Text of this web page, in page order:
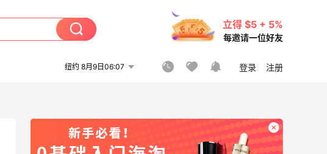
立得 $5 + 5%
每邀请一位好友
纽约 8月9日06:07 登录 注册